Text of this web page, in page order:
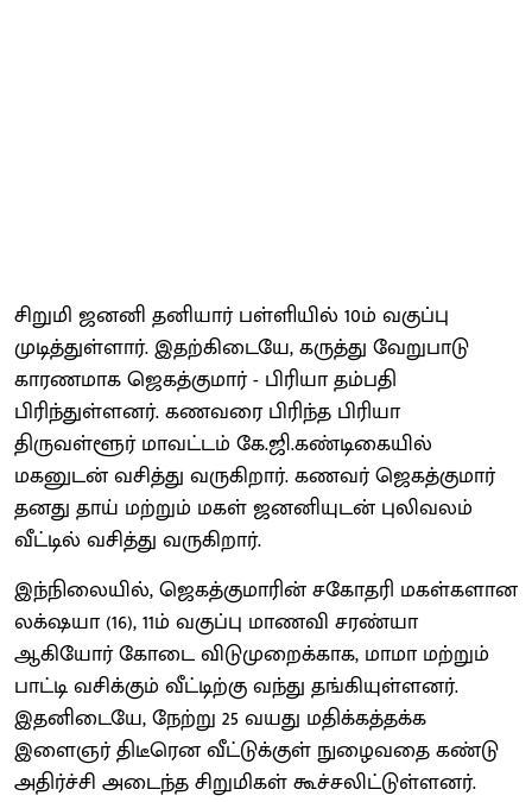
சிறுமி ஜனனி தனியார் பள்ளியில் 10ம் வகுப்பு
முடித்துள்ளார். இதற்கிடையே, கருத்து வேறுபாடு
காரணமாக ஜெகத்குமார் - பிரியா தம்பதி
பிரிந்துள்ளனர். கணவரை பிரிந்த பிரியா
திருவள்ளூர் மாவட்டம் கே.ஜி.கண்டிகையில்
மகனுடன் வசித்து வருகிறார். கணவர் ஜெகத்குமார்
தனது தாய் மற்றும் மகள் ஜனனியுடன் புலிவலம்
வீட்டில் வசித்து வருகிறார்.
இந்நிலையில், ஜெகத்குமாரின் சகோதரி மகள்களான
லக்‌ஷயா (16), 11ம் வகுப்பு மாணவி சரண்யா
ஆகியோர் கோடை விடுமுறைக்காக, மாமா மற்றும்
பாட்டி வசிக்கும் வீட்டிற்கு வந்து தங்கியுள்ளனர்.
இதனிடையே, நேற்று 25 வயது மதிக்கத்தக்க
இளைஞர் திடீரென வீட்டுக்குள் நுழைவதை கண்டு
அதிர்ச்சி அடைந்த சிறுமிகள் கூச்சலிட்டுள்ளனர்.